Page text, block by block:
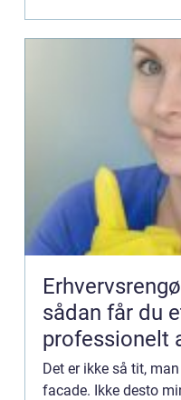
sådan får du
professionelt
Det er ikke så tit,
facade. Ikke desto